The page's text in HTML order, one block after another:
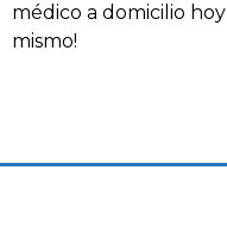
médico a domicilio hoy
mismo!